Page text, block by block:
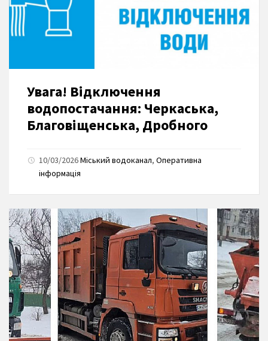
Увага! Відключення
водопостачання: Черкаська,
Благовіщенська, Дробного
10/03/2026Міський водоканал, Оперативна
інформація